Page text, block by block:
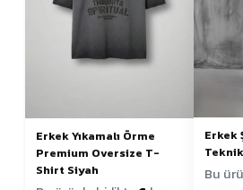
Erkek Yıkamalı Örme
Premium Oversize T-
Shirt Siyah
Erkek
Bu